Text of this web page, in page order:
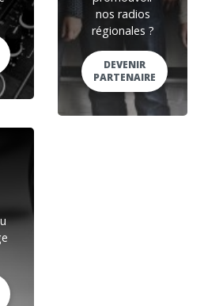
nos radios
régionales ?
DEVENIR
PARTENAIRE